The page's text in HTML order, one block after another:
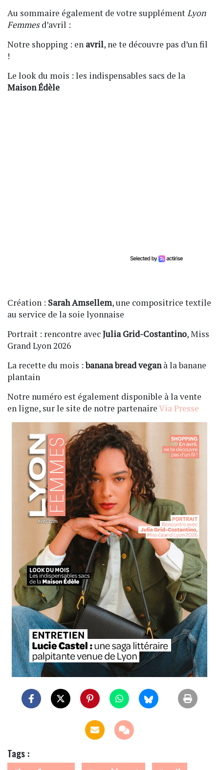
Au sommaire également de votre supplémentLyon
Femmesd’avril :
Notre shopping : en avril, ne te découvre pas d’un fil
!
Le look du mois : les indispensables sacs de la
Maison Édèle
Création : Sarah Amsellem, une compositrice textile
au service de la soie lyonnaise
Portrait : rencontre avecJulia Grid-Costantino, Miss
Grand Lyon 2026
La recette du mois :banana bread veganà la banane
plantain
Notre numéro est également disponible à la vente
en ligne, sur le site de notre partenaireVia Presse
Tags :